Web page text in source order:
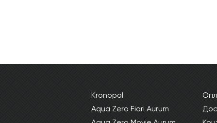
Kronopol
Aqua Zero Fiori Aurum